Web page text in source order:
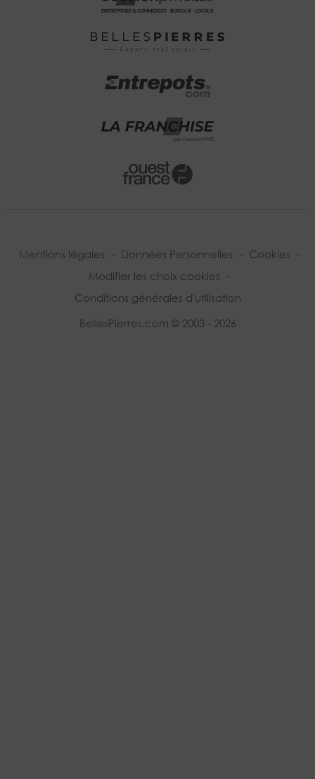
Mentions légales - Données Personnelles - Cookies -
Modifier les choix cookies -
Conditions générales d'utilisation
BellesPierres.com © 2003 - 2026